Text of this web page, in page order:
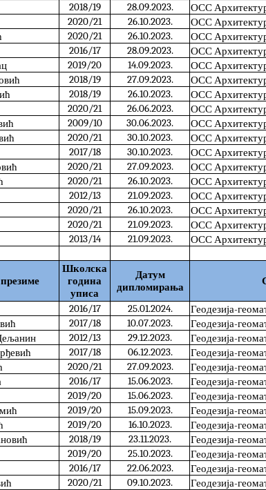
2018/19 28.09.2023.
ОСС
2020/21 26.10.2023.
ОСС
2020/21 26.10.2023.
ОСС
2016/17 28.09.2023.
ОСС
2019/20 14.09.2023.
ОСС
2018/19 27.09.2023.
ОСС
2018/19 26.10.2023.
ОСС
2020/21 26.06.2023.
ОСС
2009/10 30.06.2023.
ОСС
2020/21 30.10.2023.
ОСС
2017/18 30.10.2023.
ОСС
2020/21 27.09.2023.
ОСС
2020/21 26.10.2023.
ОСС
2012/13 21.09.2023.
ОСС
2020/21 26.10.2023.
ОСС
2020/21 21.09.2023.
ОСС
2013/14 21.09.2023. ОСС
Школска
година
уписа
Датум
дипломирања
2016/17 25.01.2024.
Геодезија-
2017/18 10.07.2023.
Геодезија-
2012/13 29.12.2023.
Геодезија-
2017/18 06.12.2023.
Геодезија-
2020/21 27.09.2023.
Геодезија-
2016/17 15.06.2023.
Геодезија-
2019/20 15.06.2023.
Геодезија-
2019/20 15.09.2023.
Геодезија-
2019/20 16.10.2023.
Геодезија-
2018/19 23.11.2023.
Геодезија-
2019/20 25.10.2023.
Геодезија-
2016/17 22.06.2023.
Геодезија-
2020/21 09.10.2023.
Геодезија-